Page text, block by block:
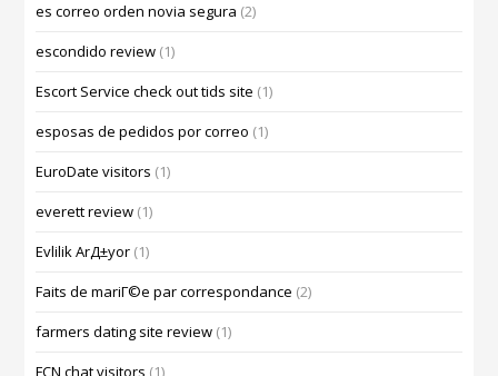
es correo orden novia segura (2)
escondido review (1)
Escort Service check out tids site (1)
esposas de pedidos por correo (1)
EuroDate visitors (1)
everett review (1)
Evlilik ArД±yor (1)
Faits de mariГ©e par correspondance (2)
farmers dating site review (1)
FCN chat visitors (1)